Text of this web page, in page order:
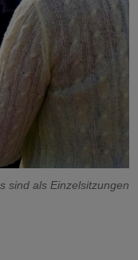
sind als Einzelsitzungen